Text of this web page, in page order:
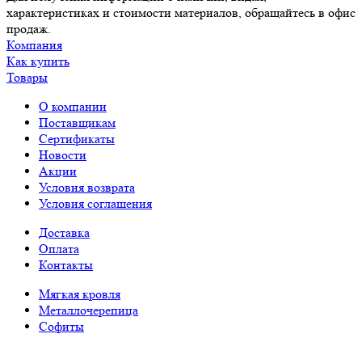
характеристиках и стоимости материалов, обращайтесь в офис
продаж.
Компания
Как купить
Товары
О компании
Поставщикам
Сертификаты
Новости
Акции
Условия возврата
Условия соглашения
Доставка
Оплата
Контакты
Мягкая кровля
Металлочерепица
Софиты